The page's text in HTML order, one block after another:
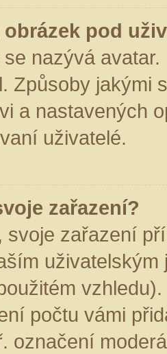
pod
nazývá
Způsoby jakými
a nastavených
uživatelé.
zařazení?
svoje zařazení
počtu vámi
označení